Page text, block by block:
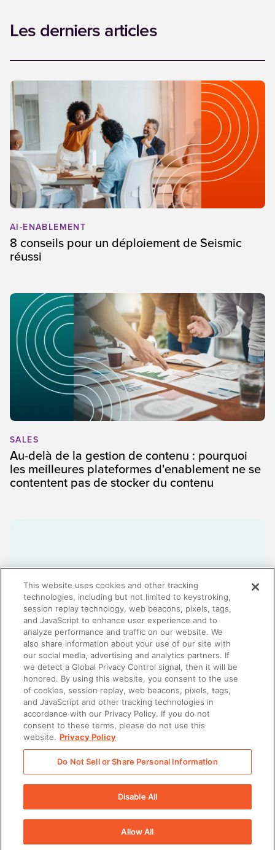
Les derniers articles
AI-ENABLEMENT
8 conseils pour un déploiement de Seismic
réussi
SALES
Au-delà de la gestion de contenu : pourquoi
les meilleures plateformes d'enablement ne se
contentent pas de stocker du contenu
SALES
Transformez les gains de productivité apportés
par Microsoft en chiffre d'affaires
supplémentaire grâce à Seismic
There was a problem loading this section.
This website uses cookies and other tracking
technologies, including but not limited to keystroking,
session replay technology, web beacons, pixels, tags,
and JavaScript to enhance user experience and to
analyze performance and traffic on our website. We
also share information about your use of our site with
our social media, advertising and analytics partners. If
we detect a Global Privacy Control signal, then it will be
honored. By using this website, you consent to the use
of cookies, session replay, web beacons, pixels, tags,
and JavaScript and other tracking technologies in
accordance with our Privacy Policy. If you do not
consent to these terms, please do not use this
website. Privacy Policy
Do Not Sell or Share Personal Information
Disable All
Allow All